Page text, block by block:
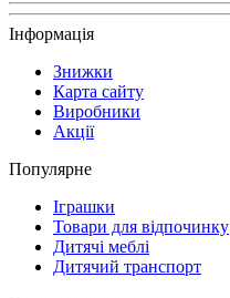
Інформація
Знижки
Карта сайту
Виробники
Акції
Популярне
Іграшки
Товари для відпочинку
Дитячі меблі
Дитячий транспорт